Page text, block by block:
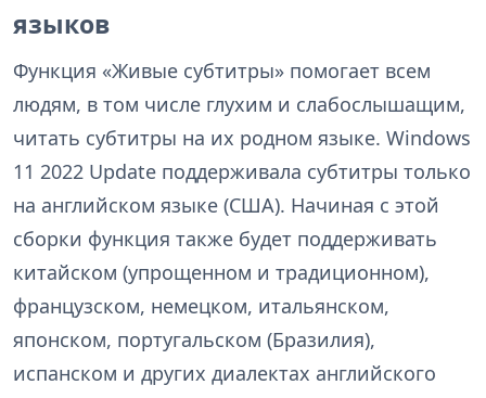
языков
Функция «Живые субтитры» помогает всем
людям, в том числе глухим и слабослышащим,
читать субтитры на их родном языке. Windows
11 2022 Update поддерживала субтитры только
на английском языке (США). Начиная с этой
сборки функция также будет поддерживать
китайском (упрощенном и традиционном),
французском, немецком, итальянском,
японском, португальском (Бразилия),
испанском и других диалектах английского